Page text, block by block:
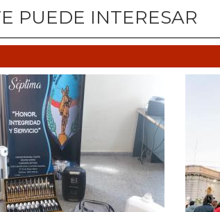
PUEDE INTERESAR